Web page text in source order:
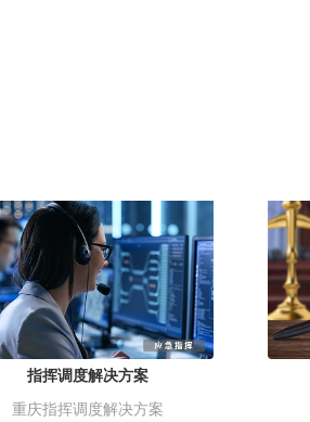
指挥调度解决方案
重庆指挥调度解决方案